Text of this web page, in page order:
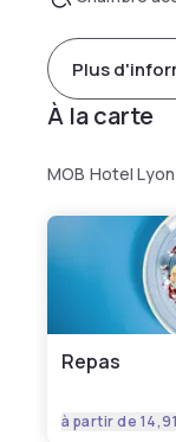
Plus
À la carte
MOB Hotel
Repas
à partir de